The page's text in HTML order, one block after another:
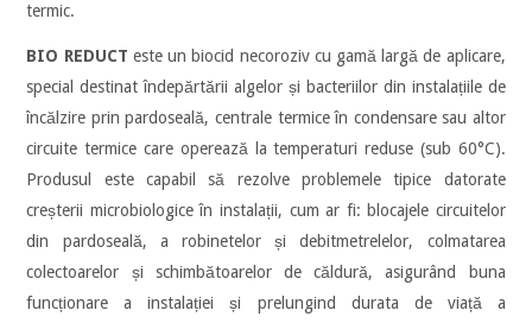
termic.
BIO REDUCT este un biocid necoroziv cu gamă largă de aplicare,
special destinat îndepărtării algelor și bacteriilor din instalațiile de
încălzire prin pardoseală, centrale termice în condensare sau altor
circuite termice care operează la temperaturi reduse (sub 60°C).
Produsul este capabil să rezolve problemele tipice datorate
creșterii microbiologice în instalații, cum ar fi: blocajele circuitelor
din pardoseală, a robinetelor și debitmetrelelor, colmatarea
colectoarelor și schimbătoarelor de căldură, asigurând buna
funcționare a instalației și prelungind durata de viață a